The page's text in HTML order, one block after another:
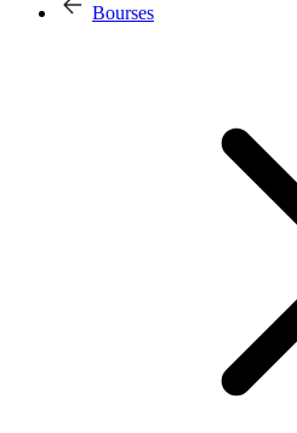
Bourses